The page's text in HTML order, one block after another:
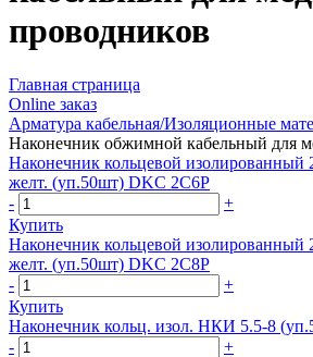
проводников
Главная страница
Оnline заказ
Арматура кабельная/Изоляционные
Наконечник обжимной кабельный для
Наконечник кольцевой изолированный
желт. (уп.50шт) DKC 2C6P
-
+
Купить
Наконечник кольцевой изолированный
желт. (уп.50шт) DKC 2C8P
-
+
Купить
Наконечник кольц. изол. НКИ 5.5-8
-
+